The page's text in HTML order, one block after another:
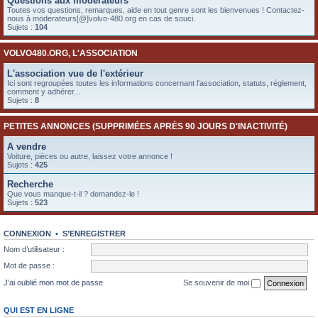
Toutes vos questions, remarques, aide en tout genre sont les bienvenues ! Contactez-
nous à moderateurs[@]volvo-480.org en cas de souci.
Sujets : 104
VOLVO480.ORG, L'ASSOCIATION
L'association vue de l'extérieur
Ici sont regroupées toutes les informations concernant l'association, statuts, réglement,
comment y adhérer...
Sujets : 8
PETITES ANNONCES (SUPPRIMÉES APRÈS 90 JOURS D'INACTIVITÉ)
A vendre
Voiture, pièces ou autre, laissez votre annonce !
Sujets : 425
Recherche
Que vous manque-t-il ? demandez-le !
Sujets : 523
CONNEXION • S’ENREGISTRER
Nom d’utilisateur :
Mot de passe :
J’ai oublié mon mot de passe
Se souvenir de moi
QUI EST EN LIGNE